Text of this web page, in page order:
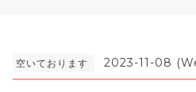
空いております 2023-11-08